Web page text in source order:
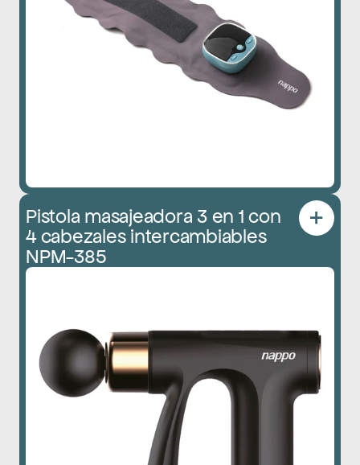
Pistola masajeadora 3 en 1 con
4 cabezales intercambiables
NPM-385